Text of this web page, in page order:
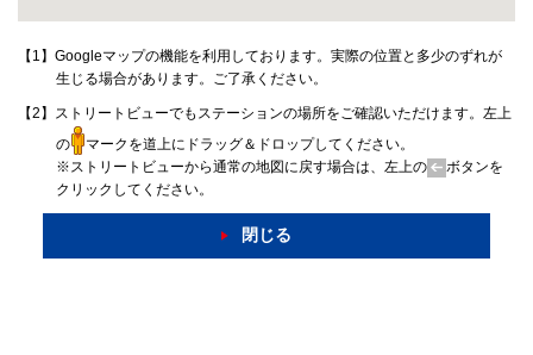
【1】Googleマップの機能を利用しております。実際の位置と多少のずれが
生じる場合があります。ご了承ください。
【2】ストリートビューでもステーションの場所をご確認いただけます。左上
の
マークを道上にドラッグ＆ドロップしてください。
※ストリートビューから通常の地図に戻す場合は、左上の
ボタンを
クリックしてください。
閉じる